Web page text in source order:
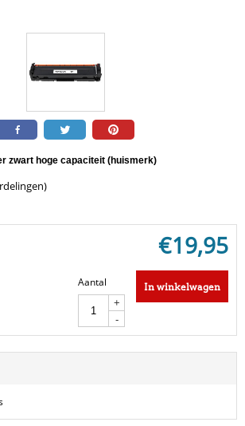
zwart hoge capaciteit (huismerk)
€19,95
Aantal
+
-
In winkelwagen